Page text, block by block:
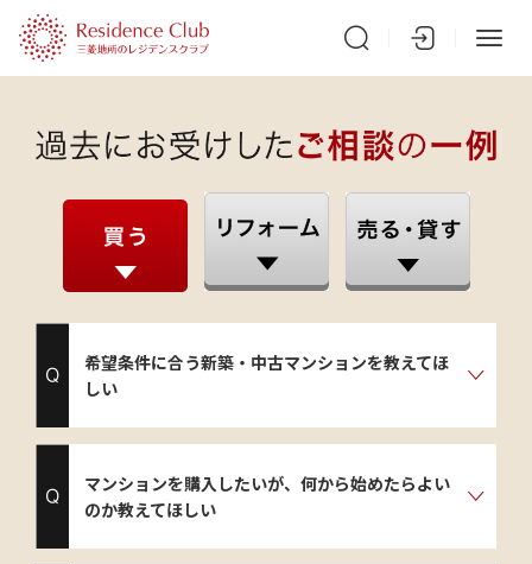
希望条件に合う新築・中古マンションを教えてほ
しい
マンションを購入したいが、何から始めたらよい
のか教えてほしい